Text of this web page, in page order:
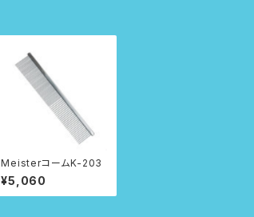
MeisterコームK-203
¥5,060